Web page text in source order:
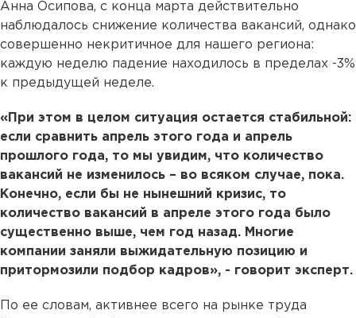
Анна Осипова, с конца марта действительно
наблюдалось снижение количества вакансий, однако
совершенно некритичное для нашего региона:
каждую неделю падение находилось в пределах -3%
к предыдущей неделе.
«При этом в целом ситуация остается стабильной:
если сравнить апрель этого года и апрель
прошлого года, то мы увидим, что количество
вакансий не изменилось – во всяком случае, пока.
Конечно, если бы не нынешний кризис, то
количество вакансий в апреле этого года было
существенно выше, чем год назад. Многие
компании заняли выжидательную позицию и
притормозили подбор кадров», - говорит эксперт.
По ее словам, активнее всего на рынке труда